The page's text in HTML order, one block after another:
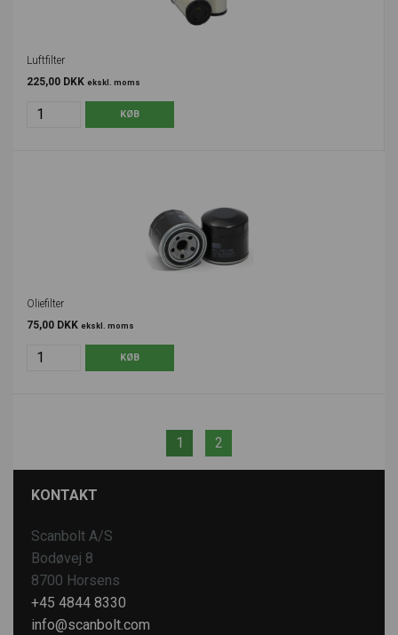
Luftfilter
225,00 DKK ekskl. moms
Oliefilter
75,00 DKK ekskl. moms
1 2
KONTAKT
Scanbolt A/S
Bodøvej 8
8700 Horsens
+45 4844 8330
info@scanbolt.com